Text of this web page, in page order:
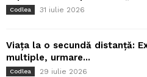
Codlea 31 iulie 2026
Viața la o secundă distanță:
multiple, urmare...
Codlea 29 iulie 2026